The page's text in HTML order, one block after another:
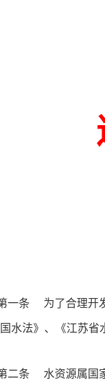
一条 为了合理开
水法》、《江苏
二条 水资源属国